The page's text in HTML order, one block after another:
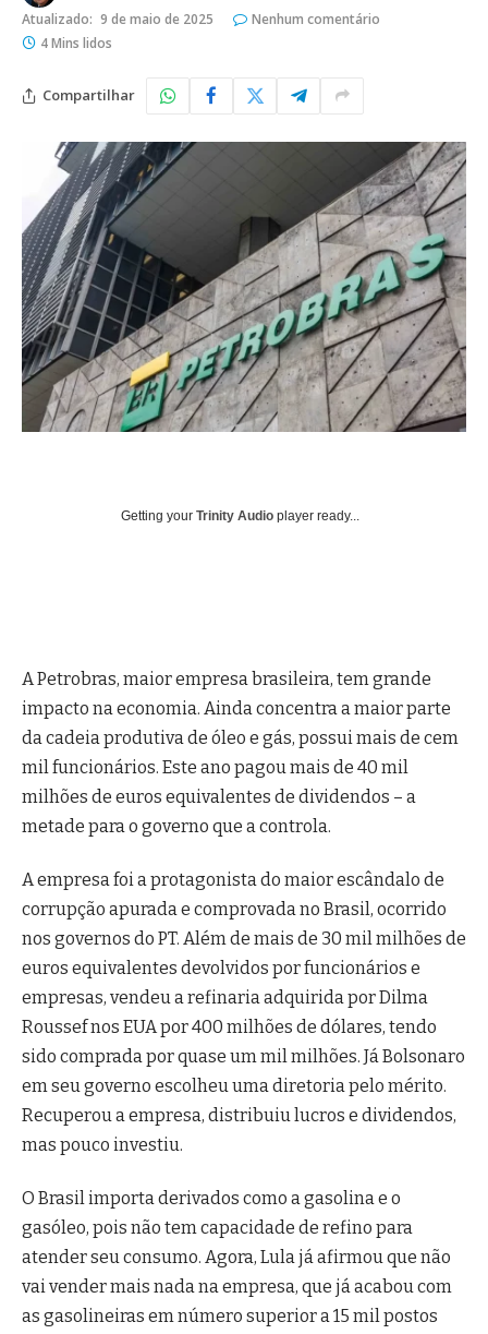
Atualizado: 9 de maio de 2025
Nenhum comentário
4 Mins lidos
Compartilhar
Getting your Trinity Audio player ready...
A Petrobras, maior empresa brasileira, tem grande
impacto na economia. Ainda concentra a maior parte
da cadeia produtiva de óleo e gás, possui mais de cem
mil funcionários. Este ano pagou mais de 40 mil
milhões de euros equivalentes de dividendos – a
metade para o governo que a controla.
A empresa foi a protagonista do maior escândalo de
corrupção apurada e comprovada no Brasil, ocorrido
nos governos do PT. Além de mais de 30 mil milhões de
euros equivalentes devolvidos por funcionários e
empresas, vendeu a refinaria adquirida por Dilma
Roussef nos EUA por 400 milhões de dólares, tendo
sido comprada por quase um mil milhões. Já Bolsonaro
em seu governo escolheu uma diretoria pelo mérito.
Recuperou a empresa, distribuiu lucros e dividendos,
mas pouco investiu.
O Brasil importa derivados como a gasolina e o
gasóleo, pois não tem capacidade de refino para
atender seu consumo. Agora, Lula já afirmou que não
vai vender mais nada na empresa, que já acabou com
as gasolineiras em número superior a 15 mil postos